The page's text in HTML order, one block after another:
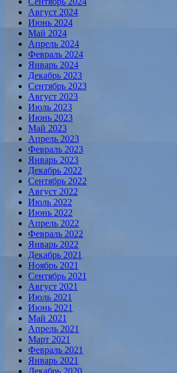
Август 2024
Июнь 2024
Май 2024
Апрель 2024
Февраль 2024
Январь 2024
Декабрь 2023
Сентябрь 2023
Август 2023
Июль 2023
Июнь 2023
Май 2023
Апрель 2023
Февраль 2023
Январь 2023
Декабрь 2022
Сентябрь 2022
Август 2022
Июль 2022
Июнь 2022
Апрель 2022
Февраль 2022
Январь 2022
Декабрь 2021
Ноябрь 2021
Сентябрь 2021
Август 2021
Июль 2021
Июнь 2021
Май 2021
Апрель 2021
Март 2021
Февраль 2021
Январь 2021
Декабрь 2020